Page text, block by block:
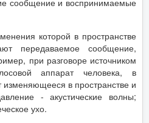
сообщение и воспринимаемые
которой в пространстве
передаваемое сообщение,
при разговоре источником
аппарат человека, в
изменяющееся в пространстве и
- акустические волны;
ухо.